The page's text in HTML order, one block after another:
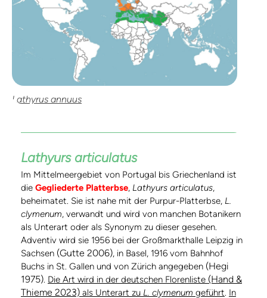
Lathyrus annuus
Lathyurs articulatus
Im Mittelmeergebiet von Portugal bis Griechenland ist
die Gegliederte Platterbse, Lathyurs articulatus,
beheimatet. Sie ist nahe mit der Purpur-Platterbse, L.
clymenum, verwandt und wird von manchen Botanikern
als Unterart oder als Synonym zu dieser gesehen.
Adventiv wird sie 1956 bei der Großmarkthalle Leipzig in
Sachsen (Gutte 2006), in Basel, 1916 vom Bahnhof
Buchs in St. Gallen und von Zürich angegeben (Hegi
1975). Die Art wird in der deutschen Florenliste (Hand &
Thieme 2023) als Unterart zu L. clymenum geführt. In